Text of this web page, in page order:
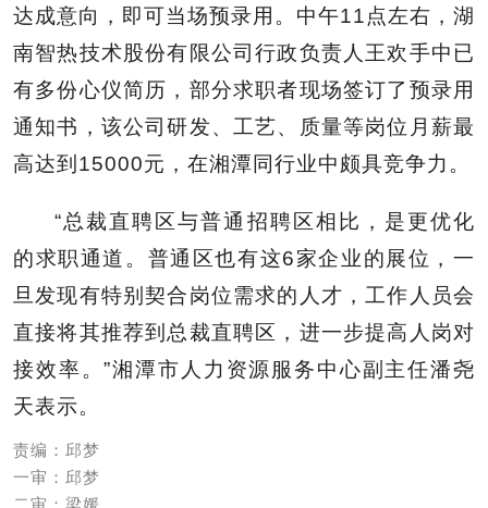
达成意向，即可当场预录用。中午11点左右，湖
南智热技术股份有限公司行政负责人王欢手中已
有多份心仪简历，部分求职者现场签订了预录用
通知书，该公司研发、工艺、质量等岗位月薪最
高达到15000元，在湘潭同行业中颇具竞争力。
“总裁直聘区与普通招聘区相比，是更优化
的求职通道。普通区也有这6家企业的展位，一
旦发现有特别契合岗位需求的人才，工作人员会
直接将其推荐到总裁直聘区，进一步提高人岗对
接效率。”湘潭市人力资源服务中心副主任潘尧
天表示。
责编：邱梦
一审：邱梦
二审：梁媛